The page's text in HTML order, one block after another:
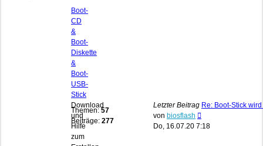
Boot-
CD
&
Boot-
Diskette
&
Boot-
USB-
Stick
Download
und
Hilfe
zum
Themen: 57
Beiträge: 277
Letzter Beitrag Re: Boot-Stick
von biosflash
Beitrag
Do, 16.07.20 7:18